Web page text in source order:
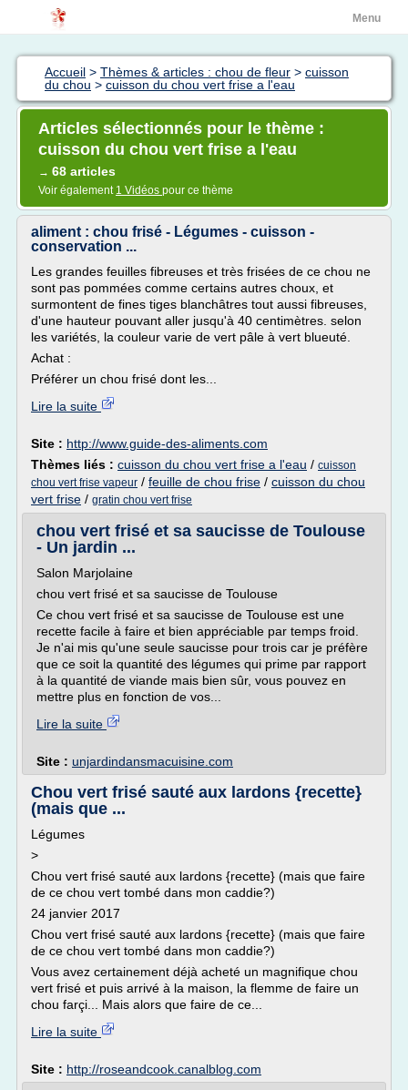
Menu
Accueil > Thèmes & articles : chou de fleur > cuisson
du chou > cuisson du chou vert frise a l'eau
Articles sélectionnés pour le thème :
cuisson du chou vert frise a l'eau
→ 68 articles
Voir également 1 Vidéos pour ce thème
aliment : chou frisé - Légumes - cuisson -
conservation ...
Les grandes feuilles fibreuses et très frisées de ce chou ne
sont pas pommées comme certains autres choux, et
surmontent de fines tiges blanchâtres tout aussi fibreuses,
d'une hauteur pouvant aller jusqu'à 40 centimètres. selon
les variétés, la couleur varie de vert pâle à vert blueuté.
Achat :
Préférer un chou frisé dont les...
Lire la suite
Site : http://www.guide-des-aliments.com
Thèmes liés : cuisson du chou vert frise a l'eau / cuisson
chou vert frise vapeur / feuille de chou frise / cuisson du chou
vert frise / gratin chou vert frise
chou vert frisé et sa saucisse de Toulouse
- Un jardin ...
Salon Marjolaine
chou vert frisé et sa saucisse de Toulouse
Ce chou vert frisé et sa saucisse de Toulouse est une
recette facile à faire et bien appréciable par temps froid.
Je n'ai mis qu'une seule saucisse pour trois car je préfère
que ce soit la quantité des légumes qui prime par rapport
à la quantité de viande mais bien sûr, vous pouvez en
mettre plus en fonction de vos...
Lire la suite
Site : unjardindansmacuisine.com
Chou vert frisé sauté aux lardons {recette}
(mais que ...
Légumes
>
Chou vert frisé sauté aux lardons {recette} (mais que faire
de ce chou vert tombé dans mon caddie?)
24 janvier 2017
Chou vert frisé sauté aux lardons {recette} (mais que faire
de ce chou vert tombé dans mon caddie?)
Vous avez certainement déjà acheté un magnifique chou
vert frisé et puis arrivé à la maison, la flemme de faire un
chou farçi... Mais alors que faire de ce...
Lire la suite
Site : http://roseandcook.canalblog.com